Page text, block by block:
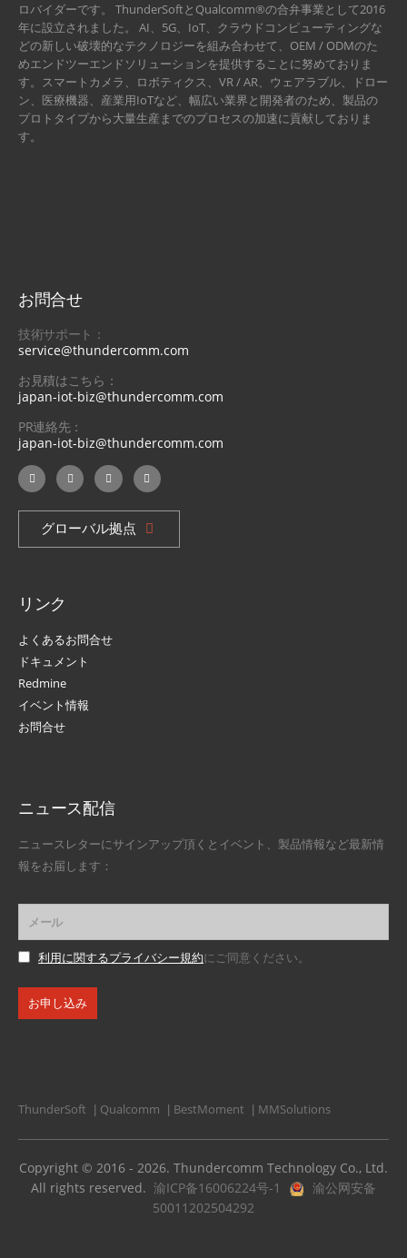
ロバイダーです。 ThunderSoftとQualcomm®の合弁事業として2016
年に設立されました。 AI、5G、IoT、クラウドコンピューティングな
どの新しい破壊的なテクノロジーを組み合わせて、OEM / ODMのた
めエンドツーエンドソリューションを提供することに努めておりま
す。スマートカメラ、ロボティクス、VR / AR、ウェアラブル、ドロー
ン、医療機器、産業用IoTなど、幅広い業界と開発者のため、製品の
プロトタイプから大量生産までのプロセスの加速に貢献しておりま
す。
お問合せ
技術サポート：
service@thundercomm.com
お見積はこちら：
japan-iot-biz@thundercomm.com
PR連絡先：
japan-iot-biz@thundercomm.com
グローバル拠点
リンク
よくあるお問合せ
ドキュメント
Redmine
イベント情報
お問合せ
ニュース配信
ニュースレターにサインアップ頂くとイベント、製品情報など最新情
報をお届します：
利用に関するプライバシー規約にご同意ください。
ThunderSoft Qualcomm BestMoment MMSolutions
Copyright © 2016 - 2026. Thundercomm Technology Co., Ltd.
All rights reserved. 渝ICP备16006224号-1
渝公网安备
50011202504292